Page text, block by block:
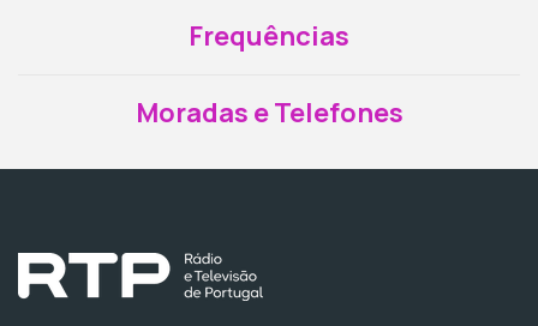
Frequências
Moradas e Telefones